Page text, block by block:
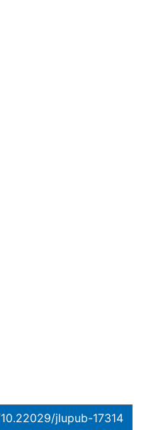
jlupub-17314